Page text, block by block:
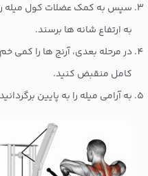
سپس به کمک عضلات کول میله را
به ارتفاع شانه ها برسند.
در مرحله بعدی، آرنج ها را کمی
کامل منقبض کنید.
به آرامی میله را به پایین